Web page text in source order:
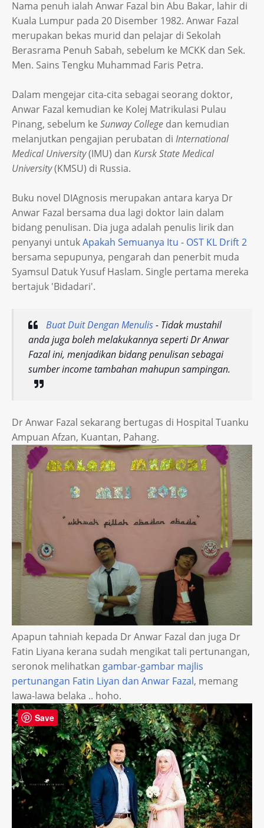
Nama penuh ialah Anwar Fazal bin Abu Bakar, lahir di
Kuala Lumpur pada 20 Disember 1982. Anwar Fazal
merupakan bekas murid dan pelajar di Sekolah
Berasrama Penuh Sabah, sebelum ke MCKK dan Sek.
Men. Sains Tengku Muhammad Faris Petra.
Dalam mengejar cita-cita sebagai seorang doktor,
Anwar Fazal kemudian ke Kolej Matrikulasi Pulau
Pinang, sebelum ke Sunway College dan kemudian
melanjutkan pengajian perubatan di International
Medical University(IMU) dan Kursk State Medical
University(KMSU) di Russia.
Buku novel DIAgnosis merupakan antara karya Dr
Anwar Fazal bersama dua lagi doktor lain dalam
bidang penulisan. Dia juga adalah penulis lirik dan
penyanyi untukApakah Semuanya Itu - OST KL Drift 2
bersama sepupunya, pengarah dan penerbit muda
Syamsul Datuk Yusuf Haslam. Single pertama mereka
bertajuk 'Bidadari'.
Buat Duit Dengan Menulis- Tidak mustahil
anda juga boleh melakukannya seperti Dr Anwar
Fazal ini, menjadikan bidang penulisan sebagai
sumber income tambahan mahupun sampingan.
Dr Anwar Fazal sekarang bertugas di Hospital Tuanku
Ampuan Afzan, Kuantan, Pahang.
Apapun tahniah kepada Dr Anwar Fazal dan juga Dr
Fatin Liyana kerana sudah mengikat tali pertunangan,
seronok melihatkan gambar-gambar majlis
pertunangan Fatin Liyan dan Anwar Fazal, memang
lawa-lawa belaka .. hoho.
Save